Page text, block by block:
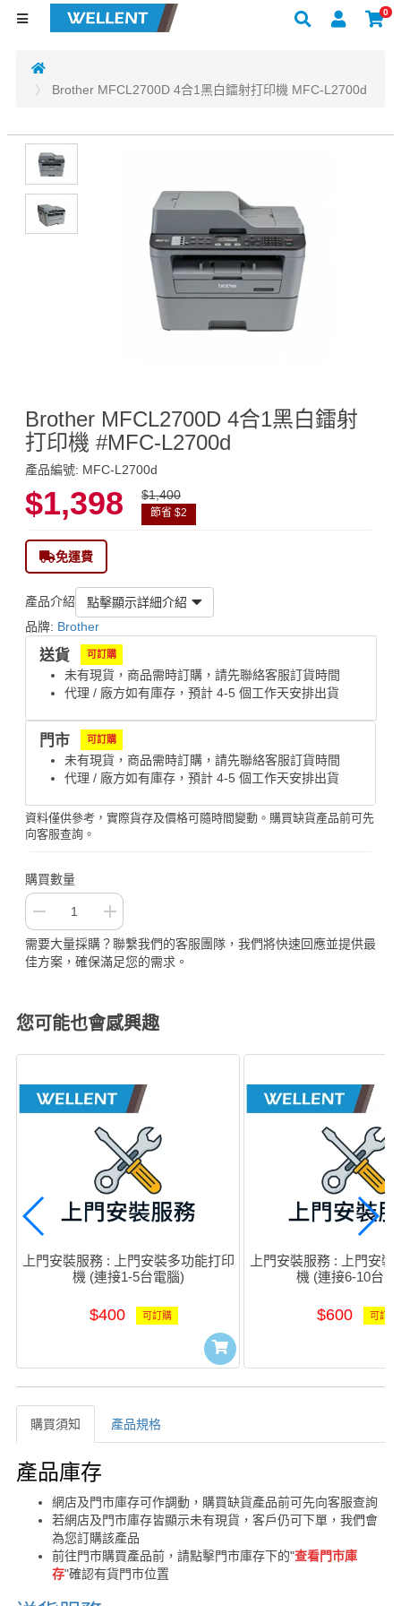
0
Brother MFCL2700D 4合1黑白鐳射打印機 MFC-L2700d
Brother MFCL2700D 4合1黑白鐳射
打印機 #MFC-L2700d
產品編號: MFC-L2700d
$1,398 $1,400
節省 $2
免運費
產品介紹
點擊顯示詳細介紹
品牌: Brother
送貨 可訂購
未有現貨，商品需時訂購，請先聯絡客服訂貨時間
代理 / 廠方如有庫存，預計 4-5 個工作天安排出貨
門市 可訂購
未有現貨，商品需時訂購，請先聯絡客服訂貨時間
代理 / 廠方如有庫存，預計 4-5 個工作天安排出貨
資料僅供參考，實際貨存及價格可隨時間變動。購買缺貨產品前可先
向客服查詢。
購買數量
需要大量採購？聯繫我們的客服團隊，我們將快速回應並提供最
佳方案，確保滿足您的需求。
您可能也會感興趣
上門安裝服務 : 上門安裝多功能打印
機 (連接1-5台電腦)
$400 可訂購
上門安裝服務 : 上門安裝
機 (連接6-10台電
$600 可訂購
購買須知 產品規格
購買須知
產品庫存
網店及門市庫存可作調動，購買缺貨產品前可先向客服查詢
若網店及門市庫存皆顯示未有現貨，客戶仍可下單，我們會
為您訂購該產品
前往門市購買產品前，請點擊門市庫存下的"查看門市庫
存"確認有貨門市位置